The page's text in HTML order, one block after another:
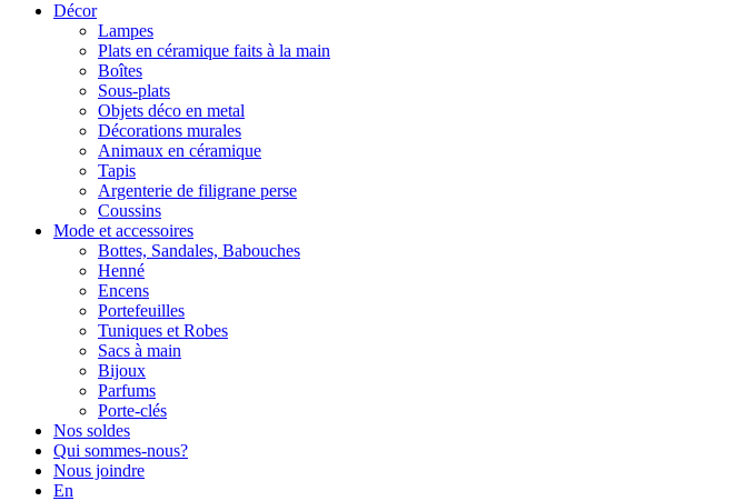
Décor
Lampes
Plats en céramique faits à la main
Boîtes
Sous-plats
Objets déco en metal
Décorations murales
Animaux en céramique
Tapis
Argenterie de filigrane perse
Coussins
Mode et accessoires
Bottes, Sandales, Babouches
Henné
Encens
Portefeuilles
Tuniques et Robes
Sacs à main
Bijoux
Parfums
Porte-clés
Nos soldes
Qui sommes-nous?
Nous joindre
En